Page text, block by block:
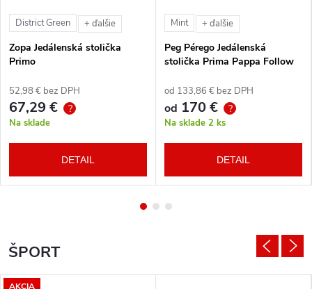
District Green + ďalšie
Zopa Jedálenská stolička
Primo
52,98 € bez DPH
67,29 € ?
Na sklade
DETAIL
Mint + ďalšie
Peg Pérego Jedálenská
stolička Prima Pappa Follow
od 133,86 € bez DPH
od 170 € ?
Na sklade 2 ks
DETAIL
ŠPORT
AKCIA